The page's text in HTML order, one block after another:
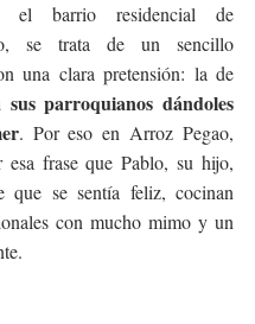
el barrio residencial de
se trata de un sencillo
parroquianos dándoles
. Por eso en Arroz Pegao,
esa frase que Pablo, su hijo,
que se sentía feliz, cocinan
con mucho mimo y un